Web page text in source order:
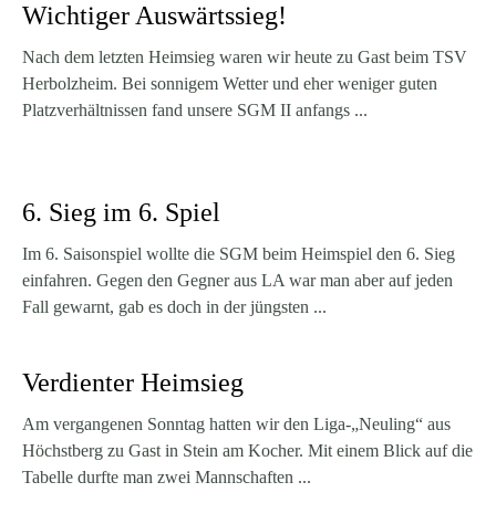
Wichtiger Auswärtssieg!
Nach dem letzten Heimsieg waren wir heute zu Gast beim TSV
Herbolzheim. Bei sonnigem Wetter und eher weniger guten
Platzverhältnissen fand unsere SGM II anfangs ...
6. Sieg im 6. Spiel
Im 6. Saisonspiel wollte die SGM beim Heimspiel den 6. Sieg
einfahren. Gegen den Gegner aus LA war man aber auf jeden
Fall gewarnt, gab es doch in der jüngsten ...
Verdienter Heimsieg
Am vergangenen Sonntag hatten wir den Liga-„Neuling“ aus
Höchstberg zu Gast in Stein am Kocher. Mit einem Blick auf die
Tabelle durfte man zwei Mannschaften ...